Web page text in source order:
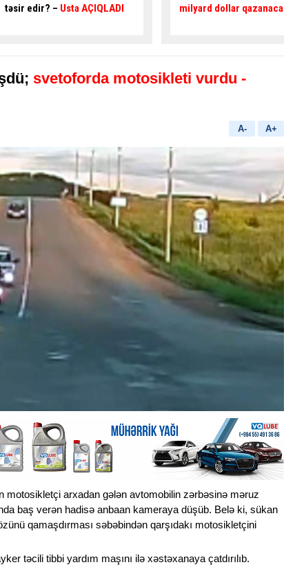
milyard dollar qazanacaq
etməyən piyadanı maşın
svetoforda motosikleti vurdu -
A- A+
motosikletçi arxadan gələn avtomobilin zərbəsinə məruz
baş verən hadisə anbaan kameraya düşüb. Belə ki, sükan
qamaşdırması səbəbindən qarşıdakı motosikletçini
təcili tibbi yardım maşını ilə xəstəxanaya çatdırılıb.